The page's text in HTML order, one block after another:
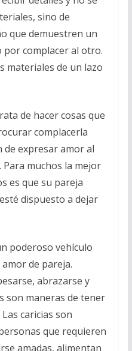
sino de
que demuestren un
complacer al otro.
materiales de un lazo
de hacer cosas que
complacerla
de expresar amor al
muchos la mejor
es que su pareja
dispuesto a dejar
poderoso vehículo
de pareja.
abrazarse y
son maneras de tener
caricias son
que requieren
amadas, alimentan